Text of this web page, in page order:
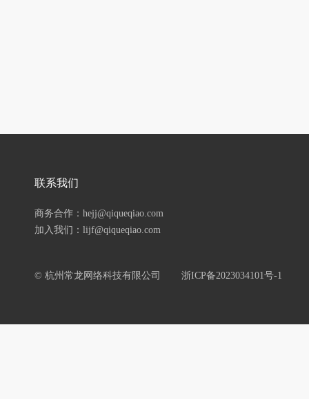
联系我们
商务合作：hejj@qiqueqiao.com
加入我们：lijf@qiqueqiao.com
© 杭州常龙网络科技有限公司 浙ICP备2023034101号-1